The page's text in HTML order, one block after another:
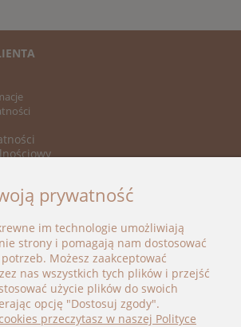
prywatność
im technologie umożliwiają
strony i pomagają nam dostosować
Możesz zaakceptować
nas wszystkich tych plików i przejść
użycie plików do swoich
opcję "Dostosuj zgody".
przeczytasz w naszej Polityce